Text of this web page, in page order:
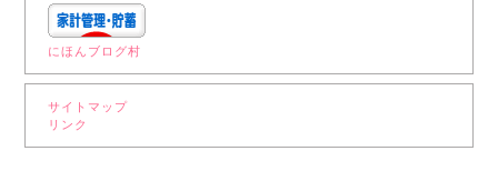
にほんブログ村
サイトマップ
リンク